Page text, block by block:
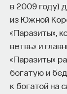
в 2009 году)
из Южной
«Паразиты»,
ветвь» и
«Паразиты»
богатую и
к богатой на